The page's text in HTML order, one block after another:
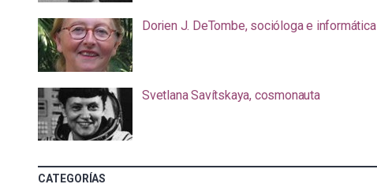
Dorien J. DeTombe, socióloga e informática
Svetlana Savítskaya, cosmonauta
CATEGORÍAS